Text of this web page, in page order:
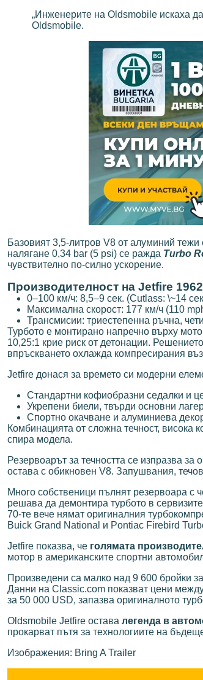
„Инженерите на Oldsmobile искаха
Oldsmobile.
Базовият 3,5-литров V8 от алуминий
налягане 0,34 bar (5 psi) се ражда Turbo
чувствително по-силно ускорение.
Производителност на Jetfire
0–100 км/ч: 8,5–9 сек. (Cutlass: \~14
Максимална скорост: 177 км/ч (110
Трансмисии: триестепенна ръчна,
Турбото е монтирано напречно върху
10,25:1 крие риск от детонации.
впръскването охлажда компресирания
Jetfire донася за времето си модерни
Стандартни кофиобразни седалки и
Укрепени биели, твърди основни
Спортно окачване и алуминиева
Комбинацията от сложна течност, висока
спира модела.
Резервоарът за течността се изпразва
остава с обикновен V8. Запушвания,
Много собственици пълнят резервоара с
решава да демонтира турбото в
70-те вече нямат оригиналния
Buick Grand National и Pontiac Firebird
Jetfire показва, че голямата
мотор в американските спортни
Произведени са малко над 9 600 бройки
Данни на Classic.com показват цени
за 50 000 USD, запазва оригиналното
Oldsmobile Jetfire остава легенда в
прокарват пътя за технологиите на
Изображения: Bring A Trailer